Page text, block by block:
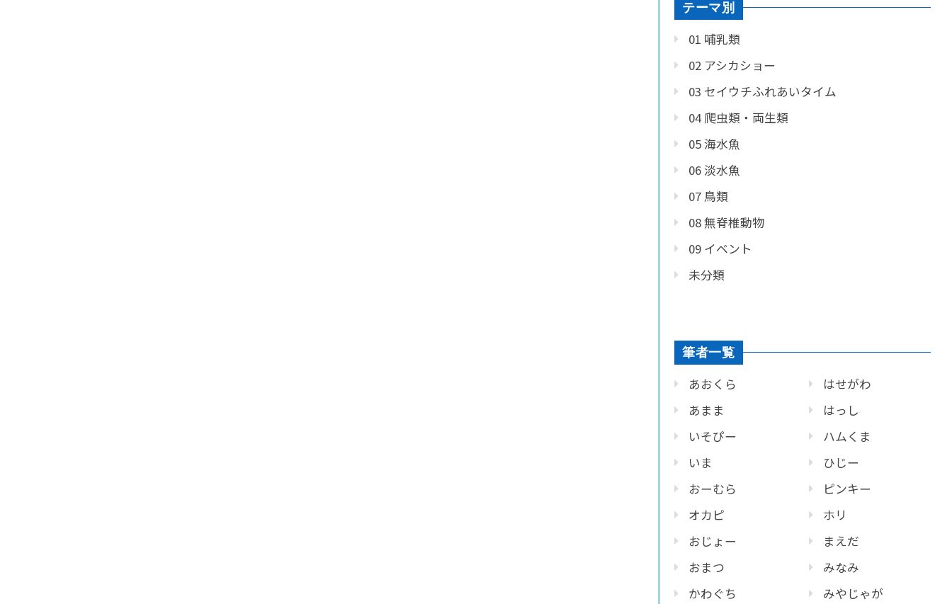
テーマ別
01 哺乳類
02 アシカショー
03 セイウチふれあいタイム
04 爬虫類・両生類
05 海水魚
06 淡水魚
07 鳥類
08 無脊椎動物
09 イベント
未分類
筆者一覧
あおくら
あまま
いそぴー
いま
おーむら
オカピ
おじょー
おまつ
かわぐち
はせがわ
はっし
ハムくま
ひじー
ピンキー
ホリ
まえだ
みなみ
みやじゃが